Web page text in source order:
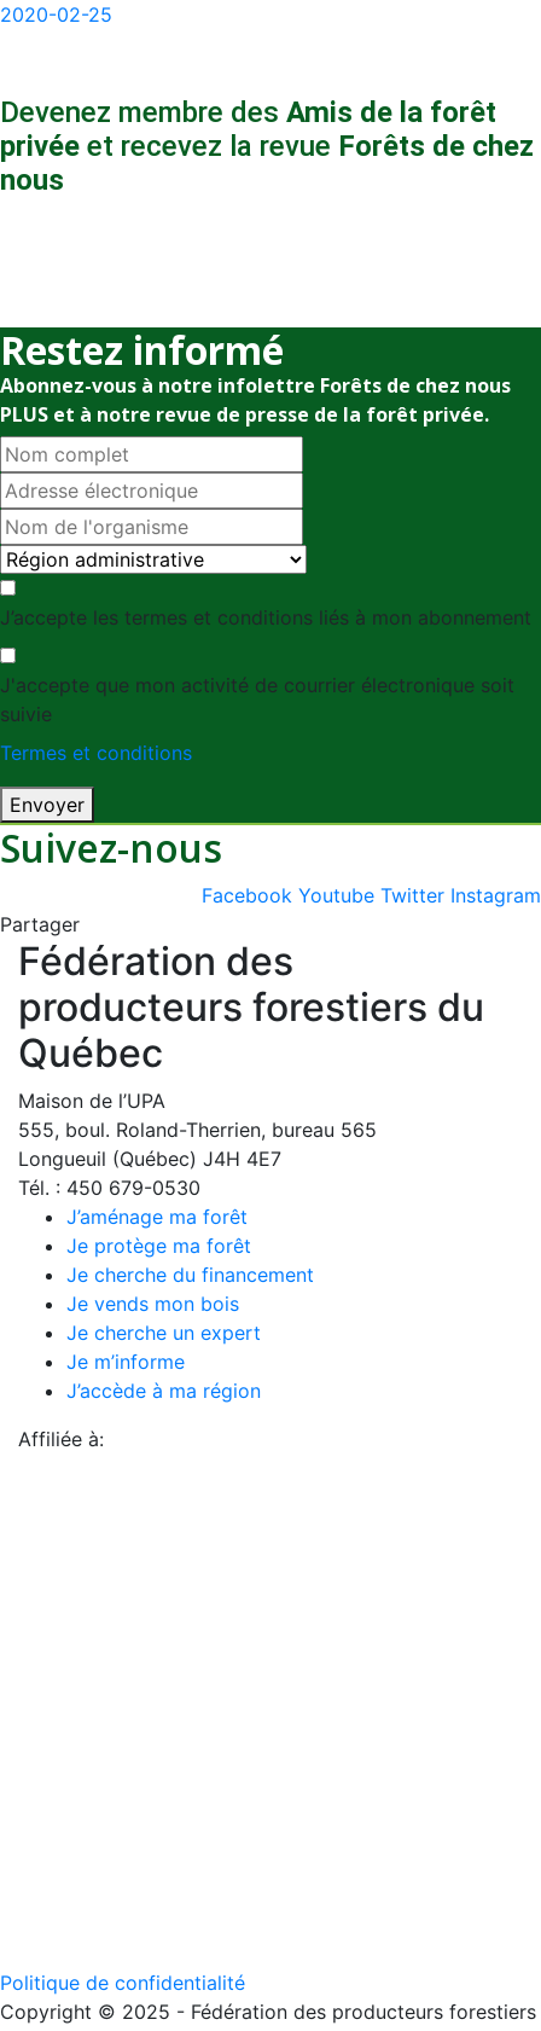
2020-02-25
Devenez membre des Amis de la forêt
privée et recevez la revue Forêts de chez
nous
Restez informé
Abonnez-vous à notre infolettre Forêts de chez nous
PLUS et à notre revue de presse de la forêt privée.
J’accepte les termes et conditions liés à mon abonnement
J'accepte que mon activité de courrier électronique soit
suivie
Termes et conditions
Envoyer
Suivez-nous
Facebook Youtube Twitter Instagram
Partager
Fédération des
producteurs forestiers du
Québec
Maison de l’UPA
555, boul. Roland-Therrien, bureau 565
Longueuil (Québec) J4H 4E7
Tél. : 450 679-0530
J’aménage ma forêt
Je protège ma forêt
Je cherche du financement
Je vends mon bois
Je cherche un expert
Je m’informe
J’accède à ma région
Affiliée à:
Politique de confidentialité
Copyright © 2025 - Fédération des producteurs forestiers